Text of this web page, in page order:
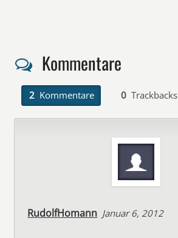
Kommentare
2 Kommentare 0 Trackbacks
RudolfHomann Januar 6, 2012